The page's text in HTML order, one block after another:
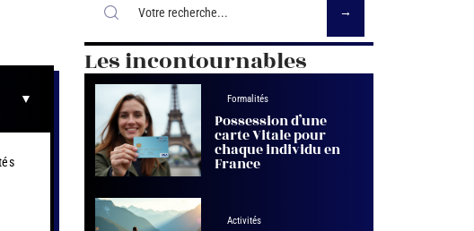
Les incontournables
Formalités
Possession d’une
carte Vitale pour
chaque individu en
France
Activités